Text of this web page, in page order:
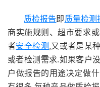
质检报告即质量检测
商实施规则、超市要求
者安全检测 ,又或者是某
或者检测需求.如果客户
户做报告的用途决定做